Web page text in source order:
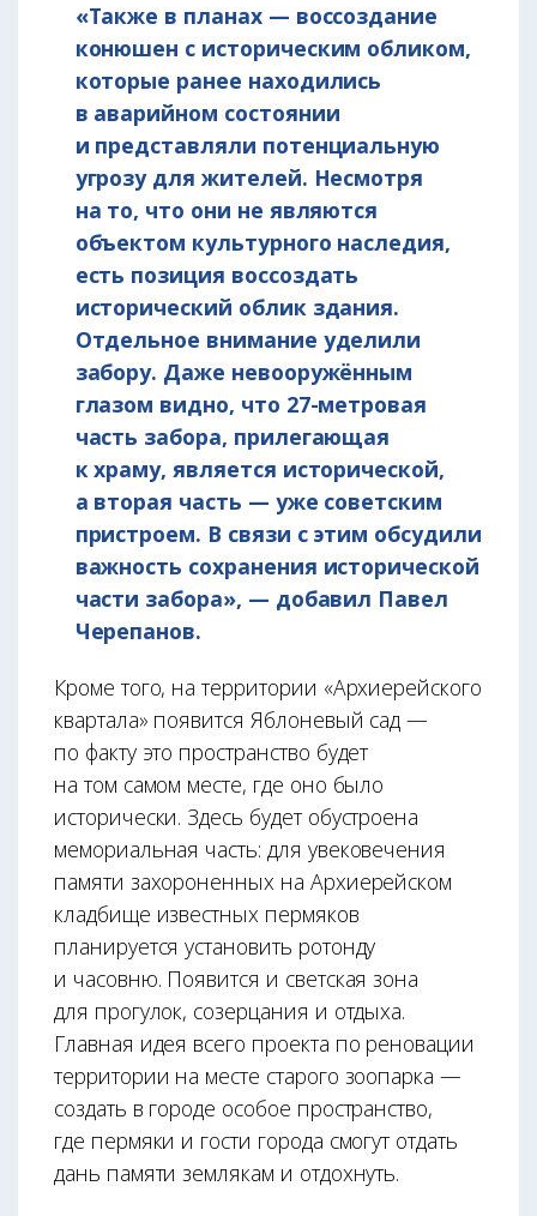
«Также в планах — воссоздание
конюшен с историческим обликом,
которые ранее находились
в аварийном состоянии
и представляли потенциальную
угрозу для жителей. Несмотря
на то, что они не являются
объектом культурного наследия,
есть позиция воссоздать
исторический облик здания.
Отдельное внимание уделили
забору. Даже невооружённым
глазом видно, что 27-метровая
часть забора, прилегающая
к храму, является исторической,
а вторая часть — уже советским
пристроем. В связи с этим обсудили
важность сохранения исторической
части забора», — добавил Павел
Черепанов.
Кроме того, на территории «Архиерейского
квартала» появится Яблоневый сад —
по факту это пространство будет
на том самом месте, где оно было
исторически. Здесь будет обустроена
мемориальная часть: для увековечения
памяти захороненных на Архиерейском
кладбище известных пермяков
планируется установить ротонду
и часовню. Появится и светская зона
для прогулок, созерцания и отдыха.
Главная идея всего проекта по реновации
территории на месте старого зоопарка —
создать в городе особое пространство,
где пермяки и гости города смогут отдать
дань памяти землякам и отдохнуть.